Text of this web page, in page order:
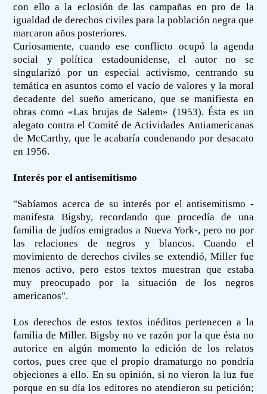
con ello a la eclosión de las campañas en pro de la
igualdad de derechos civiles para la población negra que
marcaron años posteriores.
Curiosamente, cuando ese conflicto ocupó la agenda
social y política estadounidense, el autor no se
singularizó por un especial activismo, centrando su
temática en asuntos como el vacío de valores y la moral
decadente del sueño americano, que se manifiesta en
obras como «Las brujas de Salem» (1953). Ésta es un
alegato contra el Comité de Actividades Antiamericanas
de McCarthy, que le acabaría condenando por desacato
en 1956.
Interés por el antisemitismo
"Sabíamos acerca de su interés por el antisemitismo -
manifesta Bigsby, recordando que procedía de una
familia de judíos emigrados a Nueva York-, pero no por
las relaciones de negros y blancos. Cuando el
movimiento de derechos civiles se extendió, Miller fue
menos activo, pero estos textos muestran que estaba
muy preocupado por la situación de los negros
americanos".
Los derechos de estos textos inéditos pertenecen a la
familia de Miller. Bigsby no ve razón por la que ésta no
autorice en algún momento la edición de los relatos
cortos, pues cree que el propio dramaturgo no pondría
objeciones a ello. En su opinión, si no vieron la luz fue
porque en su día los editores no atendieron su petición;